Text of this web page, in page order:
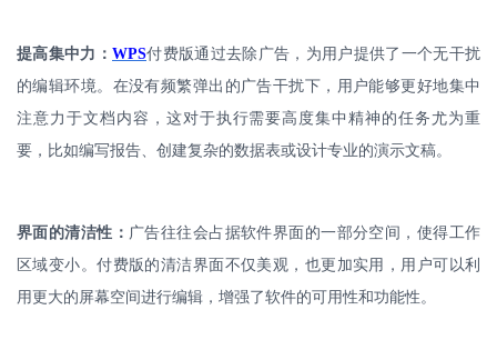
提高集中力： WPS付费版通过去除广告，为用户提供了一个无干扰
的编辑环境。在没有频繁弹出的广告干扰下，用户能够更好地集中
注意力于文档内容，这对于执行需要高度集中精神的任务尤为重
要，比如编写报告、创建复杂的数据表或设计专业的演示文稿。
界面的清洁性： 广告往往会占据软件界面的一部分空间，使得工作
区域变小。付费版的清洁界面不仅美观，也更加实用，用户可以利
用更大的屏幕空间进行编辑，增强了软件的可用性和功能性。